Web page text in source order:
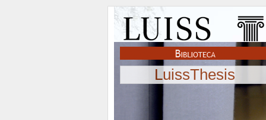
LuissThesis